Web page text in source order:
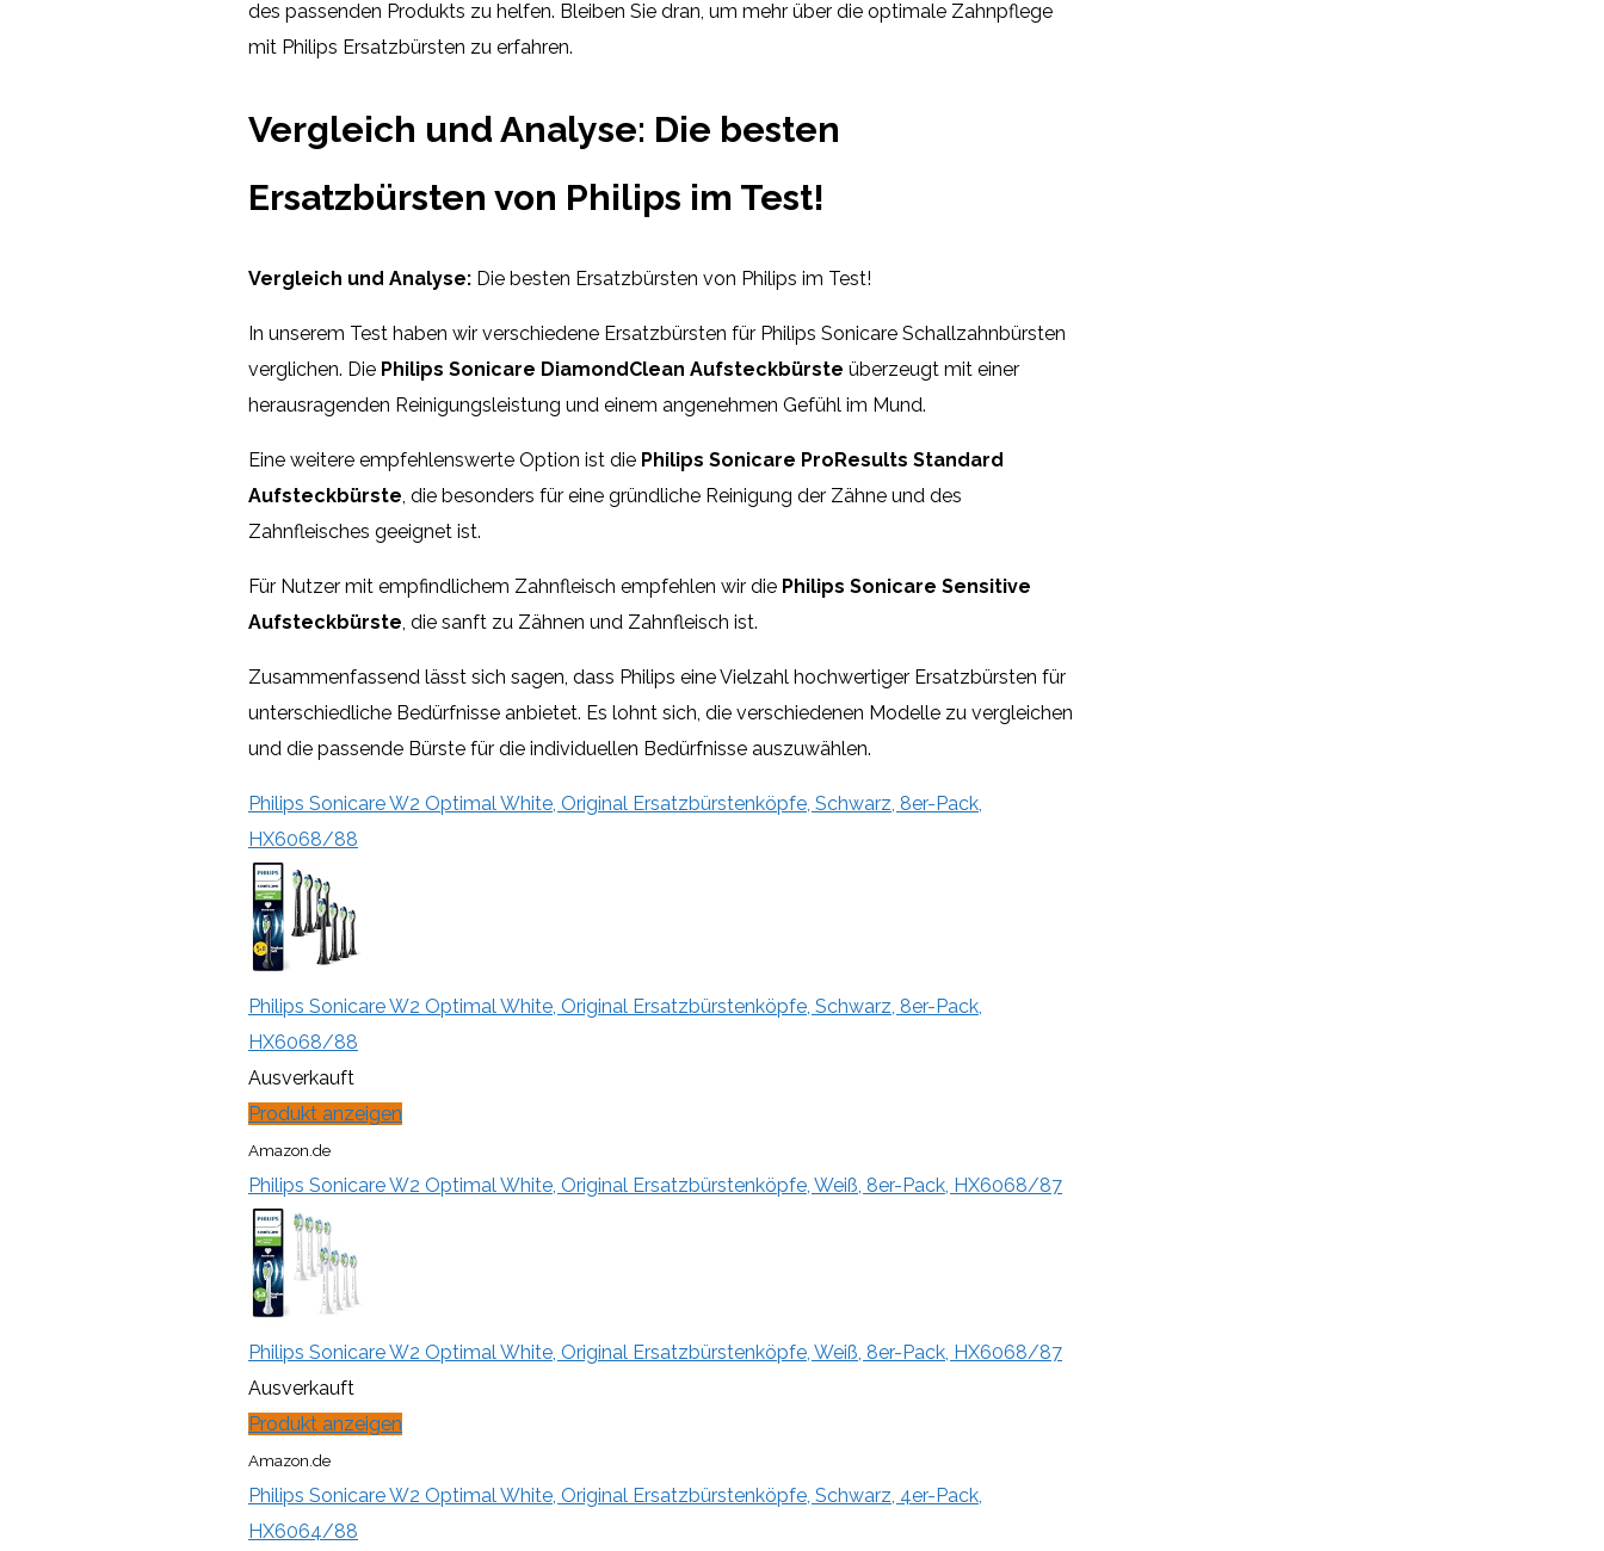
des passenden Produkts zu helfen. Bleiben Sie dran, um mehr über die optimale Zahnpflege
mit Philips Ersatzbürsten zu erfahren.
Vergleich und Analyse: Die besten
Ersatzbürsten von Philips im Test!
Vergleich und Analyse: Die besten Ersatzbürsten von Philips im Test!
In unserem Test haben wir verschiedene Ersatzbürsten für Philips Sonicare Schallzahnbürsten
verglichen. Die Philips Sonicare DiamondClean Aufsteckbürste überzeugt mit einer
herausragenden Reinigungsleistung und einem angenehmen Gefühl im Mund.
Eine weitere empfehlenswerte Option ist die Philips Sonicare ProResults Standard
Aufsteckbürste , die besonders für eine gründliche Reinigung der Zähne und des
Zahnfleisches geeignet ist.
Für Nutzer mit empfindlichem Zahnfleisch empfehlen wir die Philips Sonicare Sensitive
Aufsteckbürste , die sanft zu Zähnen und Zahnfleisch ist.
Zusammenfassend lässt sich sagen, dass Philips eine Vielzahl hochwertiger Ersatzbürsten für
unterschiedliche Bedürfnisse anbietet. Es lohnt sich, die verschiedenen Modelle zu vergleichen
und die passende Bürste für die individuellen Bedürfnisse auszuwählen.
Philips Sonicare W2 Optimal White, Original Ersatzbürstenköpfe, Schwarz, 8er-Pack,
HX6068/88
Philips Sonicare W2 Optimal White, Original Ersatzbürstenköpfe, Schwarz, 8er-Pack,
HX6068/88
Ausverkauft
Produkt anzeigen
Amazon.de
Philips Sonicare W2 Optimal White, Original Ersatzbürstenköpfe, Weiß, 8er-Pack, HX6068/87
Philips Sonicare W2 Optimal White, Original Ersatzbürstenköpfe, Weiß, 8er-Pack, HX6068/87
Ausverkauft
Produkt anzeigen
Amazon.de
Philips Sonicare W2 Optimal White, Original Ersatzbürstenköpfe, Schwarz, 4er-Pack,
HX6064/88